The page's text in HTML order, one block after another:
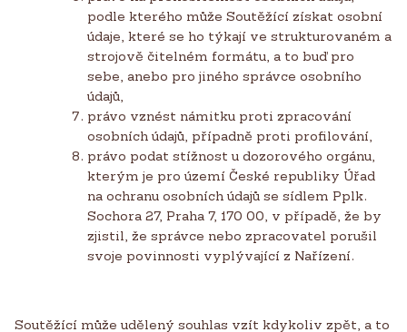
podle kterého může Soutěžící získat osobní
údaje, které se ho týkají ve strukturovaném a
strojově čitelném formátu, a to buď pro
sebe, anebo pro jiného správce osobního
údajů,
právo vznést námitku proti zpracování
osobních údajů, případně proti profilování,
právo podat stížnost u dozorového orgánu,
kterým je pro území České republiky Úřad
na ochranu osobních údajů se sídlem Pplk.
Sochora 27, Praha 7, 170 00, v případě, že by
zjistil, že správce nebo zpracovatel porušil
svoje povinnosti vyplývající z Nařízení.
Soutěžící může udělený souhlas vzít kdykoliv zpět, a to